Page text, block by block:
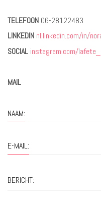
TELEFOON 06-28122483
LINKEDIN nl.linkedin.com/in/
SOCIAL instagram.com/
MAIL
NAAM:
E-MAIL:
BERICHT: